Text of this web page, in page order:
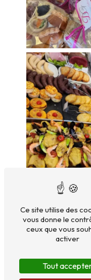
Ce site utilise des
vous donne le
ceux que vous
activer
Tout